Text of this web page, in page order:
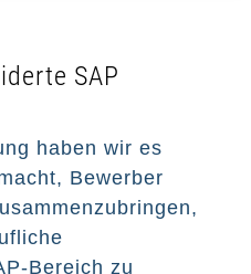
SAP
haben wir es
Bewerber
Bereich zu